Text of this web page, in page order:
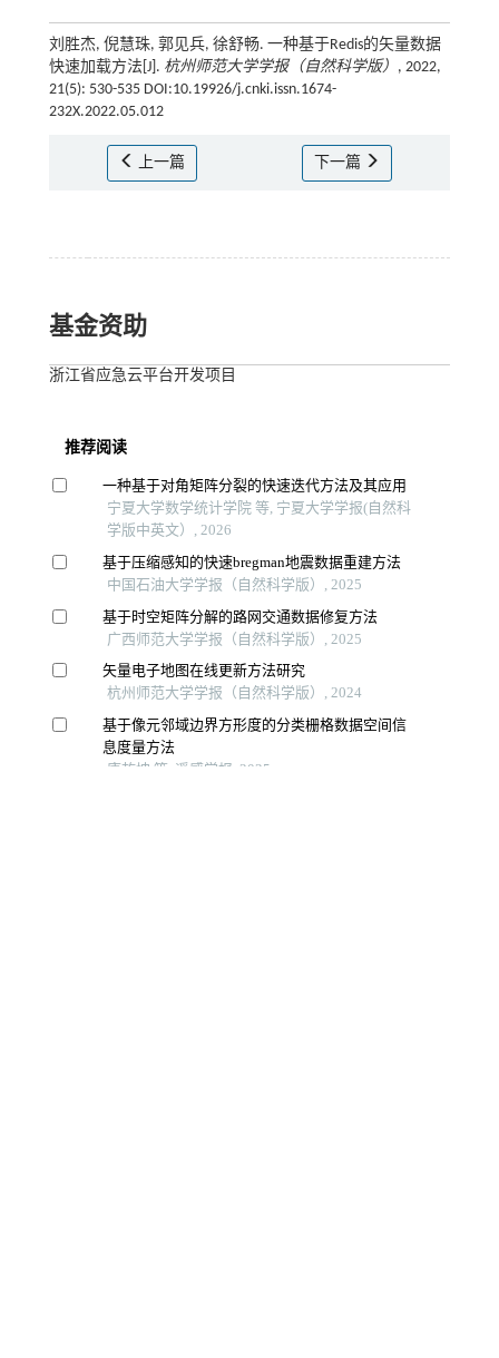
刘胜杰, 倪慧珠, 郭见兵, 徐舒畅. 一种基于Redis的矢量数据
快速加载方法[J]. 杭州师范大学学报（自然科学版） , 2022,
21(5): 530-535 DOI:10.19926/j.cnki.issn.1674-
232X.2022.05.012
上一篇 下一篇
基金资助
浙江省应急云平台开发项目